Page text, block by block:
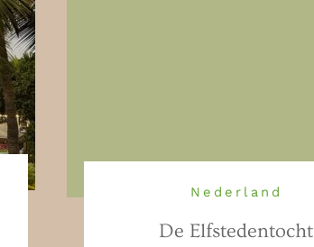
Nederland
De Elfstedentocht